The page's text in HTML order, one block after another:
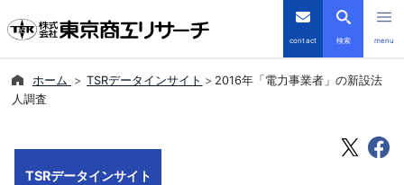
contact 検索 menu
ホーム TSRデータインサイト
2016年「電力事業者」の新設法
人調査
TSRデータインサイト